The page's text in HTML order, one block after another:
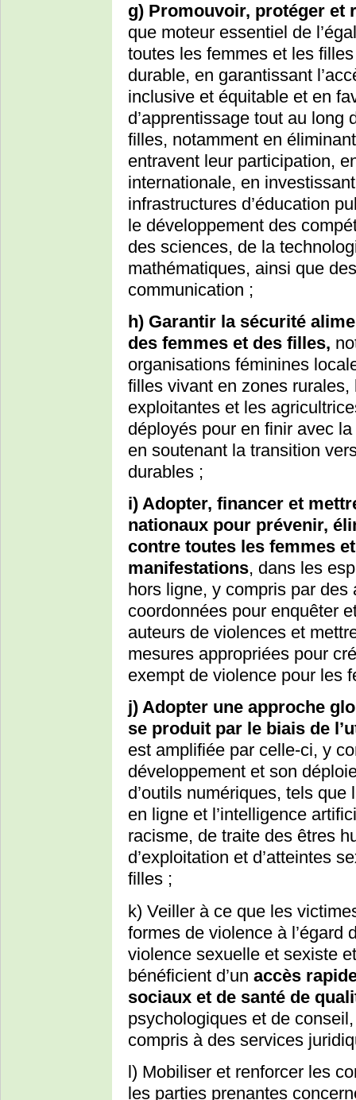
g) Promouvoir, protéger et
que moteur essentiel de
toutes les femmes et les
durable, en garantissant
inclusive et équitable et en
d’apprentissage tout au
filles, notamment en
entravent leur participation,
internationale, en
infrastructures d’éducation
le développement des
des sciences, de la
mathématiques, ainsi que
communication ;
h) Garantir la sécurité
des femmes et des filles,
organisations féminines
filles vivant en zones
exploitantes et les
déployés pour en finir avec
en soutenant la transition
durables ;
i) Adopter, financer et
nationaux pour prévenir,
contre toutes les femmes
manifestations, dans les
hors ligne, y compris par
coordonnées pour enquêter
auteurs de violences et
mesures appropriées pour
exempt de violence pour les
j) Adopter une approche
se produit par le biais de
est amplifiée par celle-ci, y
développement et son
d’outils numériques, tels
en ligne et l’intelligence
racisme, de traite des êtres
d’exploitation et d’atteintes
filles ;
k) Veiller à ce que les
formes de violence à l’égard
violence sexuelle et sexiste
bénéficient d’un accès
sociaux et de santé de
psychologiques et de
compris à des services
l) Mobiliser et renforcer les
les parties prenantes